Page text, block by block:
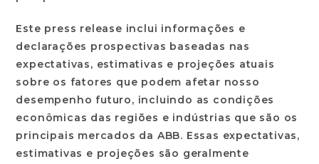
Este press release inclui informações e
declarações prospectivas baseadas nas
expectativas, estimativas e projeções atuais
sobre os fatores que podem afetar nosso
desempenho futuro, incluindo as condições
econômicas das regiões e indústrias que são os
principais mercados da ABB. Essas expectativas,
estimativas e projeções são geralmente